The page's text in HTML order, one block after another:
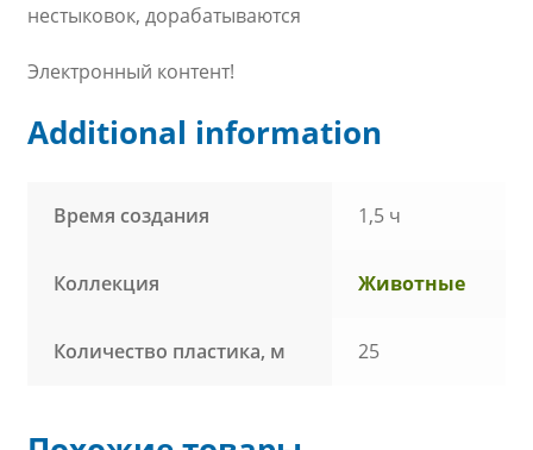
нестыковок, дорабатываются
Электронный контент!
Additional information
Время создания 1,5 ч
Коллекция Животные
Количество пластика, м 25